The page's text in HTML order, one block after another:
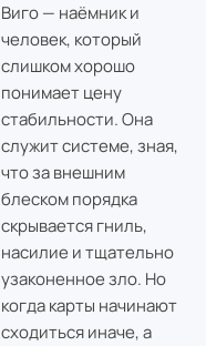
Виго — наёмник и
человек, который
слишком хорошо
понимает цену
стабильности. Она
служит системе, зная,
что за внешним
блеском порядка
скрывается гниль,
насилие и тщательно
узаконенное зло. Но
когда карты начинают
сходиться иначе, а